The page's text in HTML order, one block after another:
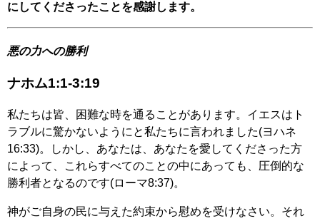
にしてくださったことを感謝します。
悪の力への勝利
ナホム1:1-3:19
私たちは皆、困難な時を通ることがあります。イエスはト
ラブルに驚かないようにと私たちに言われました(ヨハネ
16:33)。しかし、あなたは、あなたを愛してくださった方
によって、これらすべてのことの中にあっても、圧倒的な
勝利者となるのです(ローマ8:37)。
神がご自身の民に与えた約束から慰めを受けなさい。それ